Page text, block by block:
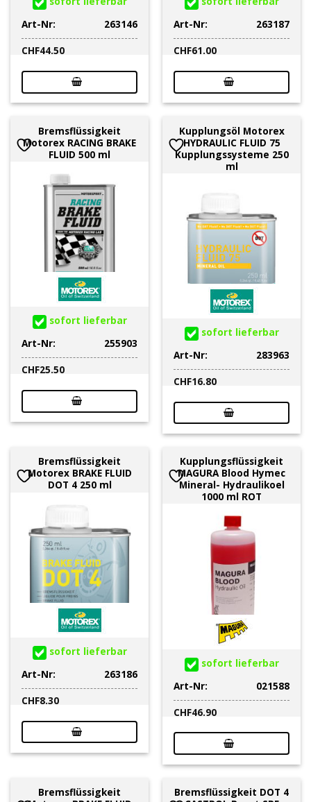
Art-Nr:
263146
CHF44.50
Art-Nr:
263187
CHF61.00
Bremsflüssigkeit
Motorex RACING BRAKE
FLUID 500 ml
sofort lieferbar
Art-Nr:
255903
CHF25.50
Kupplungsöl Motorex
HYDRAULIC FLUID 75
Kupplungssysteme 250
ml
sofort lieferbar
Art-Nr:
283963
CHF16.80
Bremsflüssigkeit
Motorex BRAKE FLUID
DOT 4 250 ml
sofort lieferbar
Art-Nr:
263186
CHF8.30
Kupplungsflüssigkeit
MAGURA Blood Hymec
Mineral- Hydraulikoel
1000 ml ROT
sofort lieferbar
Art-Nr:
021588
CHF46.90
Bremsflüssigkeit
Bremsflüssigkeit DOT 4